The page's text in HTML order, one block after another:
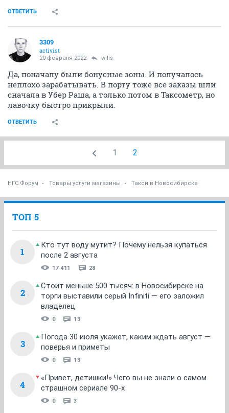
ОТВЕТИТЬ
3309
activist
20 февраля 2022 wilis
Да, поначалу были бонусные зоны. И получалось
неплохо зарабатывать. В порту тоже все заказы шли
сначала в Убер Раша, а только потом в Таксометр, но
лавочку быстро прикрыли.
ОТВЕТИТЬ
1 2
НГС.Форум Товары услуги магазины Такси в Новосибирске
ТОП 5
1
Кто тут воду мутит? Почему нельзя купаться
после 2 августа
17 411 28
2
Стоит меньше 500 тысяч: в Новосибирске на
торги выставили серый Infiniti — его заложил
владелец
0 13
3
Погода 30 июля укажет, каким ждать август —
поверья и приметы
0 13
4
«Привет, детишки!» Чего вы не знали о самом
страшном сериале 90-х
0 3